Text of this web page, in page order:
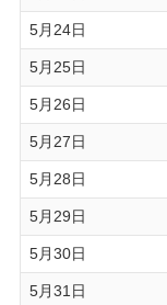
5月24日
5月25日
5月26日
5月27日
5月28日
5月29日
5月30日
5月31日